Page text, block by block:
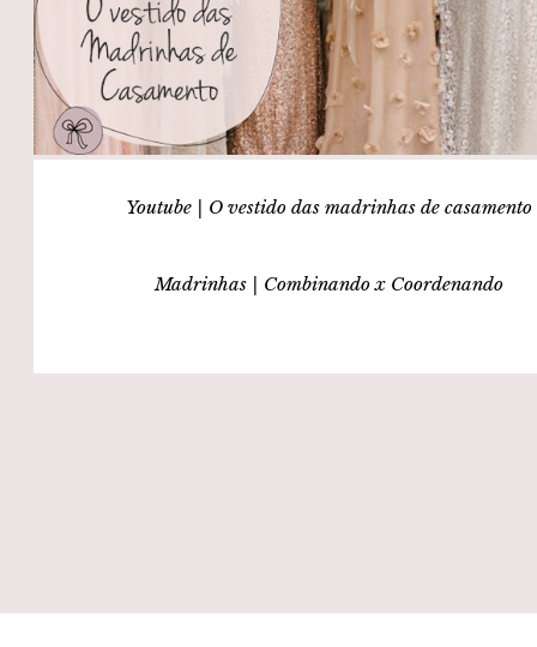
Youtube | O vestido das madrinhas de casamento
Madrinhas | Combinando x Coordenando